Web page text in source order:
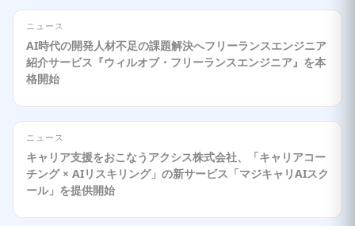
ニュース
AI時代の開発人材不足の課題解決へフリーランスエンジニア
紹介サービス『ウィルオブ・フリーランスエンジニア』を本
格開始
ニュース
キャリア支援をおこなうアクシス株式会社、「キャリアコー
チング × AIリスキリング」の新サービス「マジキャリAIスク
ール」を提供開始